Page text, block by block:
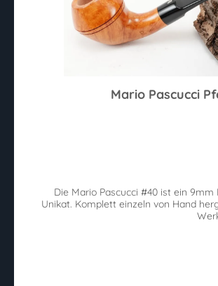
Mario Pascucci
Die Mario Pascucci #40 ist ein 9mm
Unikat. Komplett einzeln von Hand